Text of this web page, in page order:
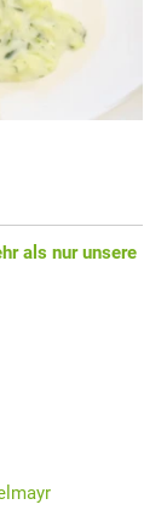
als nur unsere